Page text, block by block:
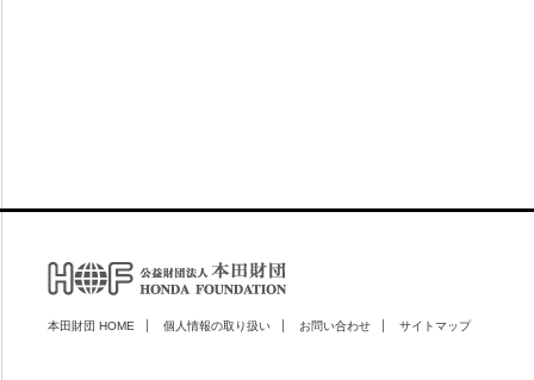
本田財団 HOME 個人情報の取り扱い お問い合わせ サイトマップ